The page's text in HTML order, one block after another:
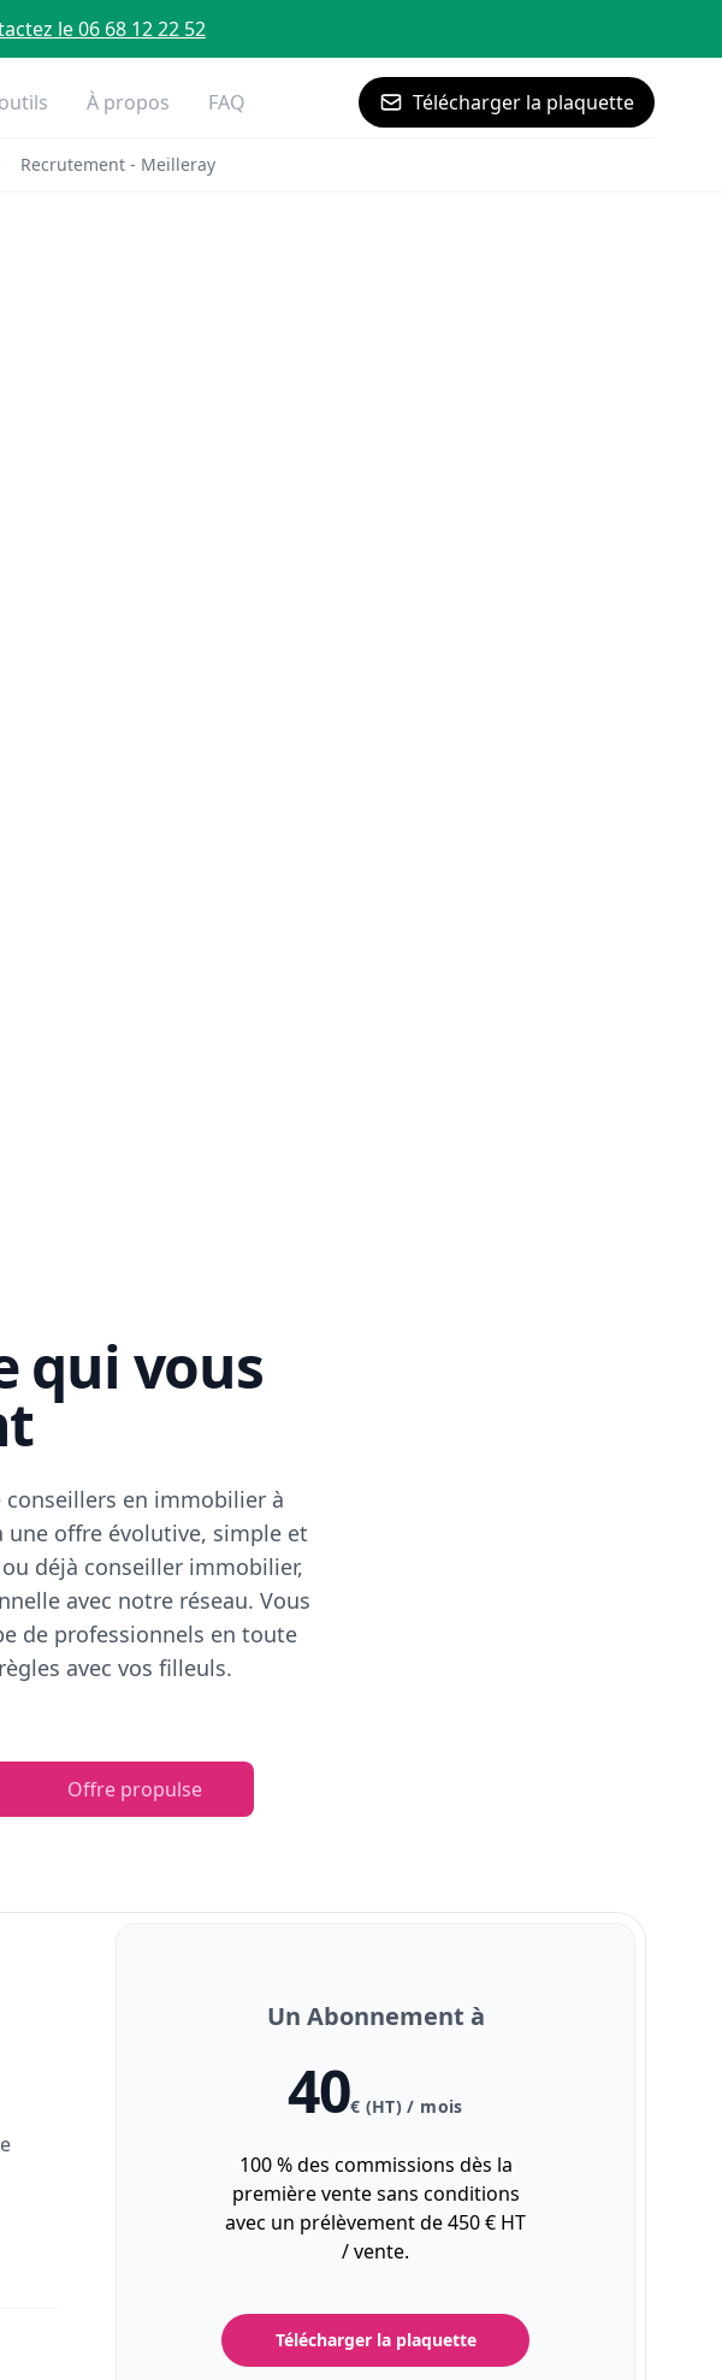
le 06 68 12 22 52
À propos FAQ Télécharger la plaquette
Recrutement - Meilleray
qui vous
conseillers en immobilier à
offre évolutive, simple et
déjà conseiller immobilier,
avec notre réseau. Vous
de professionnels en toute
avec vos filleuls.
Offre propulse
Un Abonnement à
40€ (HT) / mois
100 % des commissions dès la
première vente sans conditions
avec un prélèvement de 450 € HT
/ vente.
Télécharger la plaquette